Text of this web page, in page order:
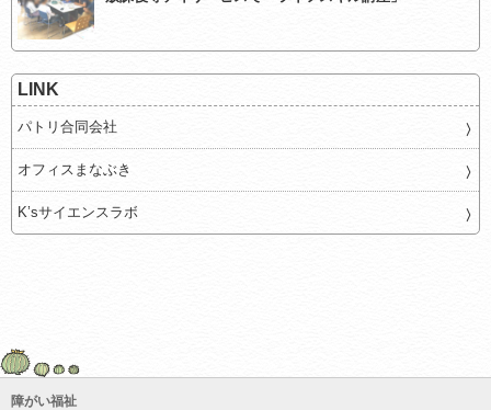
LINK
パトリ合同会社
オフィスまなぶき
K’sサイエンスラボ
障がい福祉